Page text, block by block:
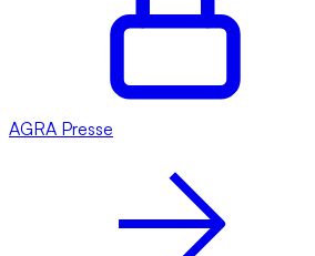
AGRA Presse